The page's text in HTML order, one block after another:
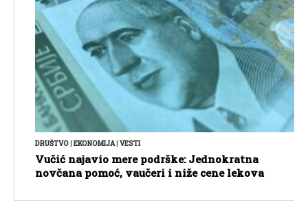
DRUŠTVO|EKONOMIJA|VESTI
Vučić najavio mere podrške: Jednokratna
novčana pomoć, vaučeri i niže cene lekova